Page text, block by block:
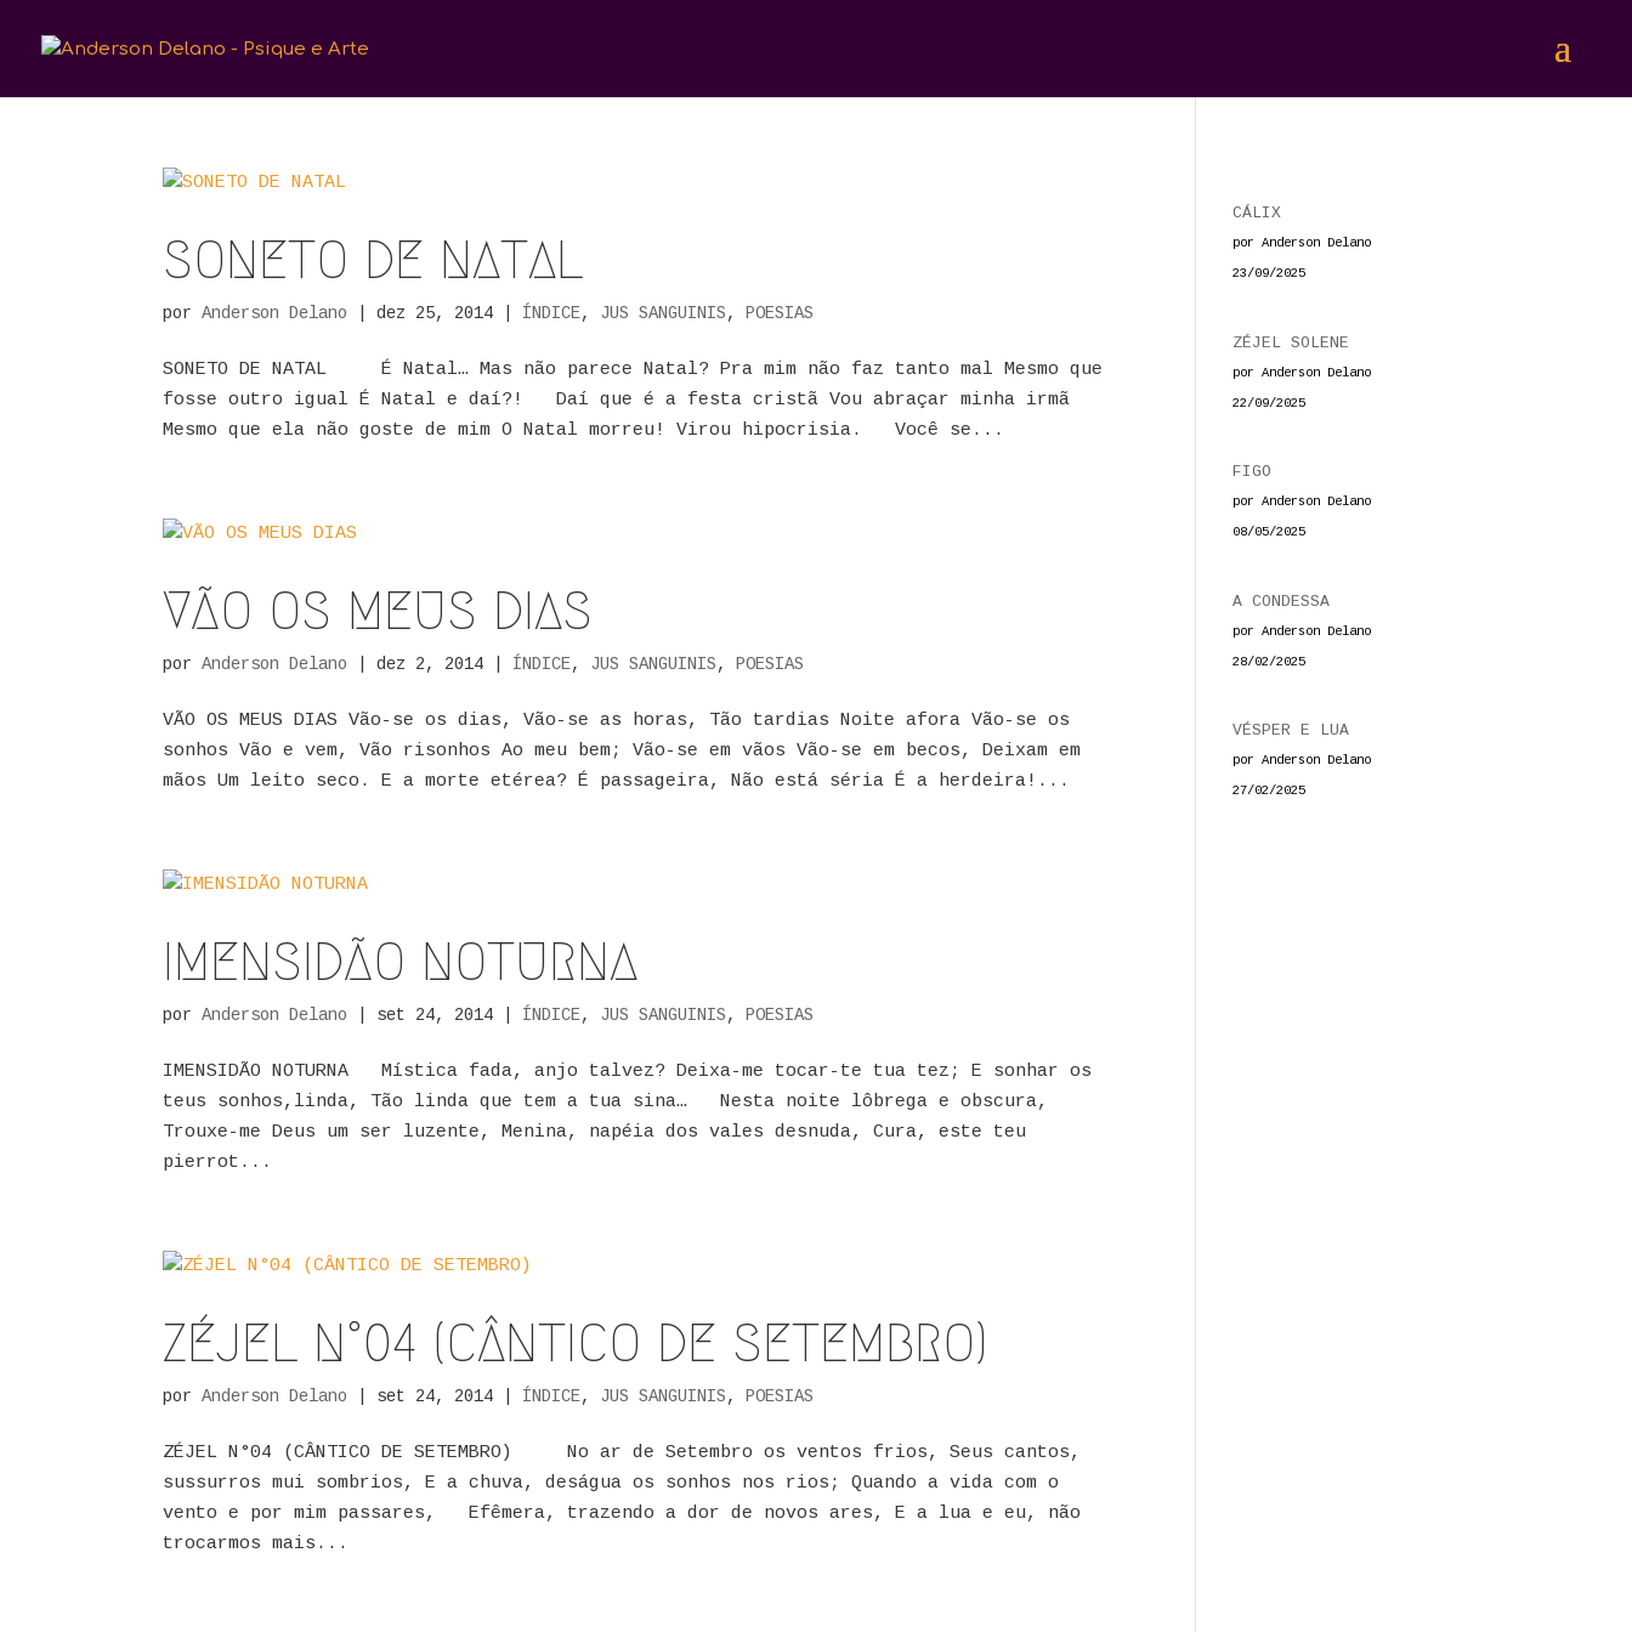
SONETO DE NATAL
porAnderson Delano |dez 25, 2014 ÍNDICE, JUS SANGUINIS, POESIAS
SONETO DE NATAL É Natal… Mas não parece Natal? Pra mim não faz tanto mal Mesmo que
fosse outro igual É Natal e daí?! Daí que é a festa cristã Vou abraçar minha irmã
Mesmo que ela não goste de mim O Natal morreu! Virou hipocrisia. Você se...
VÃO OS MEUS DIAS
porAnderson Delano |dez 2, 2014 ÍNDICE, JUS SANGUINIS, POESIAS
VÃO OS MEUS DIAS Vão-se os dias, Vão-se as horas, Tão tardias Noite afora Vão-se os
sonhos Vão e vem, Vão risonhos Ao meu bem; Vão-se em vãos Vão-se em becos, Deixam em
mãos Um leito seco. E a morte etérea? É passageira, Não está séria É a herdeira!...
IMENSIDÃO NOTURNA
porAnderson Delano set 24, 2014 ÍNDICE, JUS SANGUINIS, POESIAS
IMENSIDÃO NOTURNA Mística fada, anjo talvez? Deixa-me tocar-te tua tez; E sonhar os
teus sonhos,linda, Tão linda que tem a tua sina… Nesta noite lôbrega e obscura,
Trouxe-me Deus um ser luzente, Menina, napéia dos vales desnuda, Cura, este teu
pierrot...
ZÉJEL N°04 (CÂNTICO DE SETEMBRO)
porAnderson Delano set 24, 2014 ÍNDICE, JUS SANGUINIS, POESIAS
ZÉJEL N°04 (CÂNTICO DE SETEMBRO) No ar de Setembro os ventos frios, Seus cantos,
sussurros mui sombrios, E a chuva, deságua os sonhos nos rios; Quando a vida com o
vento e por mim passares, Efêmera, trazendo a dor de novos ares, E a lua e eu, não
trocarmos mais...
CÁLIX
por Anderson Delano
23/09/2025
ZÉJEL SOLENE
por Anderson Delano
22/09/2025
FIGO
por Anderson Delano
08/05/2025
A CONDESSA
por Anderson Delano
28/02/2025
VÉSPER E LUA
por Anderson Delano
27/02/2025